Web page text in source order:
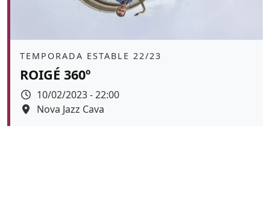
Àmbit
TEMPORADA ESTABLE 22/23
ROIGÉ 360º
Data
10/02/2023 - 22:00
Espai
Nova Jazz Cava